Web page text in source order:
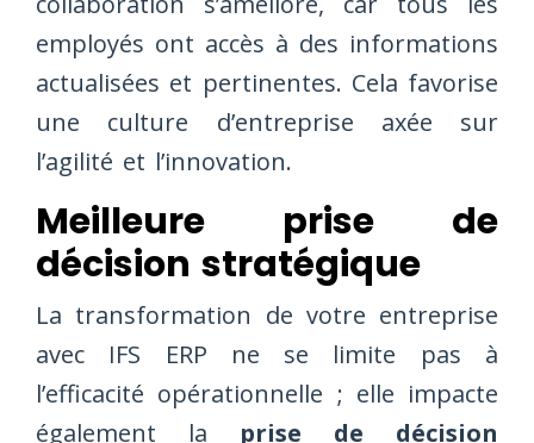
employés ont accès à des informations
actualisées et pertinentes. Cela favorise
une culture d’entreprise axée sur
l’agilité et l’innovation.
Meilleure prise de
décision stratégique
La transformation de votre entreprise
avec IFS ERP ne se limite pas à
l’efficacité opérationnelle ; elle impacte
également la prise de décision